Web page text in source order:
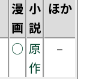
漫
画
小
説
ほか
○ 原
作
–